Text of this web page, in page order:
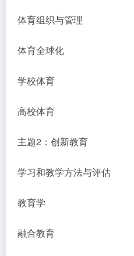
体育组织与管理
体育全球化
学校体育
高校体育
主题2：创新教育
学习和教学方法与评估
教育学
融合教育